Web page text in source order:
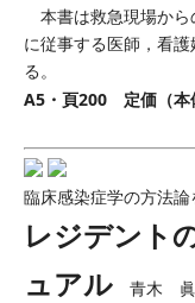
本書は救急現場から
に従事する医師，看
る。
A5・頁200 定価（
臨床感染症学の方法
レジデント
ュアル 青木